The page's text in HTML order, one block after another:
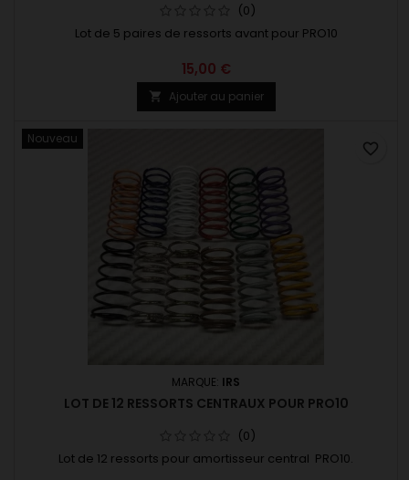
(0)
Lot de 5 paires de ressorts avant pour PRO10
15,00 €
 Ajouter au panier
Nouveau
MARQUE: IRS
LOT DE 12 RESSORTS CENTRAUX POUR PRO10
(0)
Lot de 12 ressorts pour amortisseur central PRO10.
favorite_border